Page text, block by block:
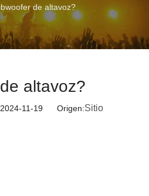
de altavoz?
altavoz?
11-19 Origen:Sitio